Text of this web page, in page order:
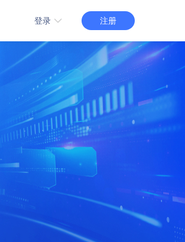
智慧场馆管理系统
赛事管理系统
自习教室预约管理系统
教室场地租赁系统
功能介绍
在线订购
登录
2.0版登录
1.0版登录
注册